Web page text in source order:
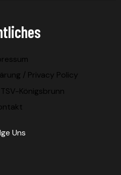
/ Privacy Policy
Königsbrunn
Uns